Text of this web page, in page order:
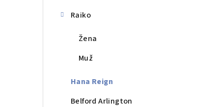
Raiko
Žena
Muž
Hana Reign
Belford Arlington